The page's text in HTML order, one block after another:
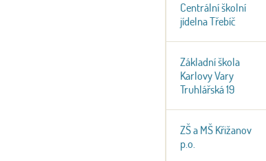
Centrální školní
jídelna Třebíč
Základní škola
Karlovy Vary
Truhlářská 19
ZŠ a MŠ Křižanov
p.o.